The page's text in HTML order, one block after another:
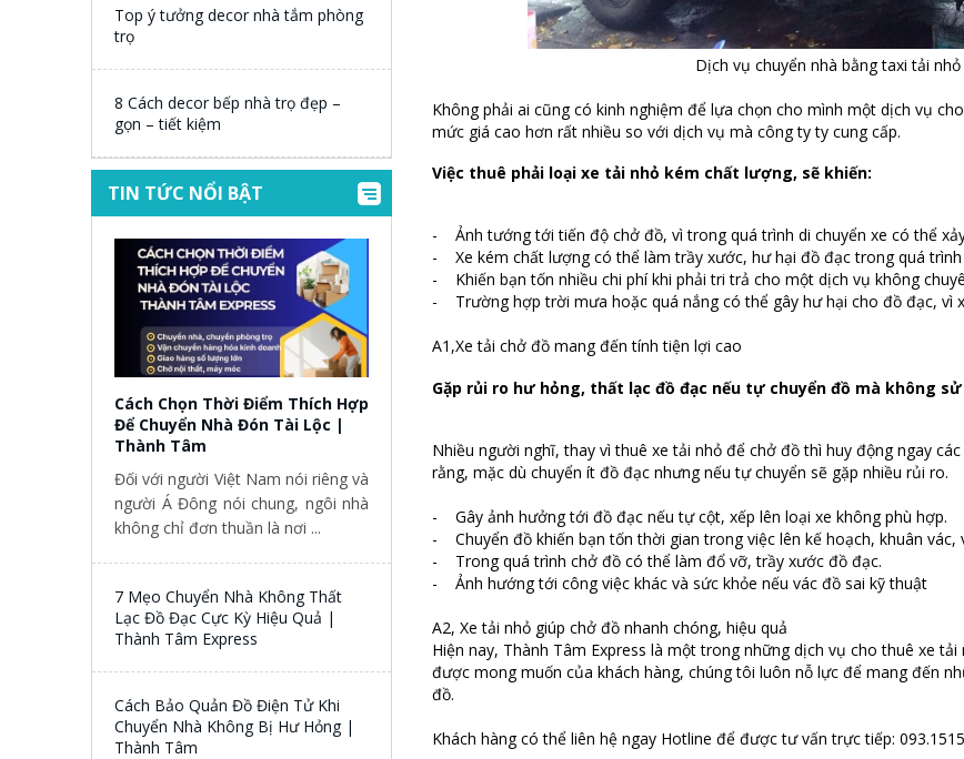
Top ý tưởng decor nhà tắm phòng
trọ
8 Cách decor bếp nhà trọ đẹp –
gọn – tiết kiệm
TIN TỨC NỔI BẬT
Cách Chọn Thời Điểm Thích Hợp
Để Chuyển Nhà Đón Tài Lộc |
Thành Tâm
Đối với người Việt Nam nói riêng và
người Á Đông nói chung, ngôi nhà
không chỉ đơn thuần là nơi ...
7 Mẹo Chuyển Nhà Không Thất
Lạc Đồ Đạc Cực Kỳ Hiệu Quả |
Thành Tâm Express
Cách Bảo Quản Đồ Điện Tử Khi
Chuyển Nhà Không Bị Hư Hỏng |
Thành Tâm
Dịch vụ chuyển nhà bằng taxi tải
Không phải ai cũng có kinh nghiệm để lựa chọn cho mình một dịch vụ
mức giá cao hơn rất nhiều so với dịch vụ mà công ty ty cung cấp.
Việc thuê phải loại xe tải nhỏ kém chất lượng, sẽ khiến:
- Ảnh tướng tới tiến độ chở đồ, vì trong quá trình di chuyển xe có thể
- Xe kém chất lượng có thể làm trầy xước, hư hại đồ đạc trong quá trình
- Khiến bạn tốn nhiều chi phí khi phải tri trả cho một dịch vụ không
- Trường hợp trời mưa hoặc quá nắng có thể gây hư hại cho đồ đạc, vì
A1,Xe tải chở đồ mang đến tính tiện lợi cao
Gặp rủi ro hư hỏng, thất lạc đồ đạc nếu tự chuyển đồ mà không
Nhiều người nghĩ, thay vì thuê xe tải nhỏ để chở đồ thì huy động ngay
rằng, mặc dù chuyển ít đồ đạc nhưng nếu tự chuyển sẽ gặp nhiều rủi ro.
- Gây ảnh hưởng tới đồ đạc nếu tự cột, xếp lên loại xe không phù hợp.
- Chuyển đồ khiến bạn tốn thời gian trong việc lên kế hoạch, khuân vác,
- Trong quá trình chở đồ có thể làm đổ vỡ, trầy xước đồ đạc.
- Ảnh hướng tới công việc khác và sức khỏe nếu vác đồ sai kỹ thuật
A2, Xe tải nhỏ giúp chở đồ nhanh chóng, hiệu quả
Hiện nay, Thành Tâm Express là một trong những dịch vụ cho thuê xe
được mong muốn của khách hàng, chúng tôi luôn nỗ lực để mang đến
đồ.
Khách hàng có thể liên hệ ngay Hotline để được tư vấn trực tiếp: